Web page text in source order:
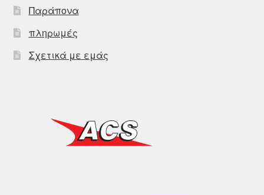
Παράπονα
πληρωμές
Σχετικά με εμάς